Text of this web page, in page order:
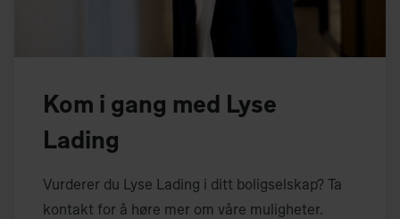
Kom i gang med Lyse
Lading
Vurderer du Lyse Lading i ditt boligselskap? Ta
kontakt for å høre mer om våre muligheter.